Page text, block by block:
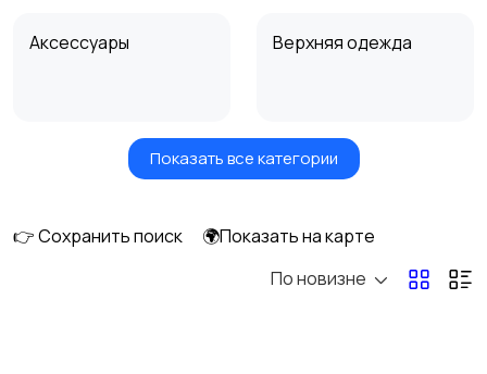
Аксессуары Верхняя одежда
Головные уборы Домашняя одежда
Нижнее белье
Показать все категории
👉 Сохранить поиск
🌍Показать на карте
По новизне